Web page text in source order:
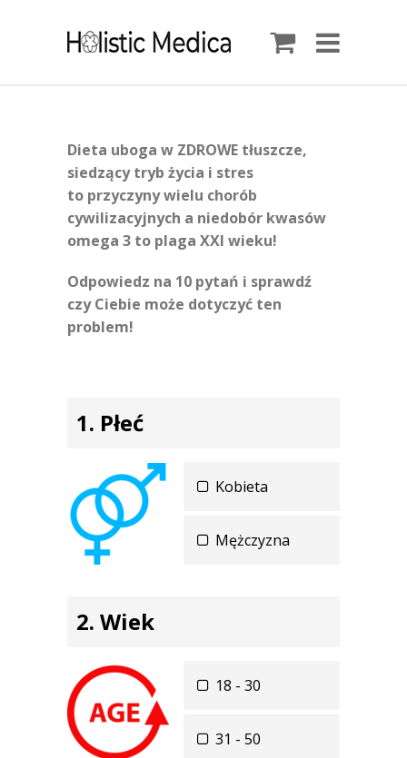
Dieta uboga w ZDROWE tłuszcze,
siedzący tryb życia i stres
to przyczyny wielu chorób
cywilizacyjnych a niedobór kwasów
omega 3 to plaga XXI wieku!
Odpowiedz na 10 pytań i sprawdź
czy Ciebie może dotyczyć ten
problem!
Płeć
Kobieta
Mężczyzna
Wiek
18 - 30
31 - 50